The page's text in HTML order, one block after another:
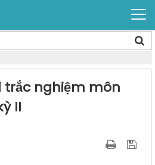
trắc nghiệm môn
II